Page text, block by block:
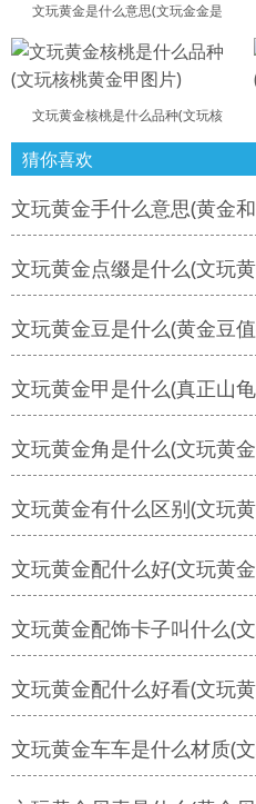
文玩黄金是什么意思(文玩金金是
文玩黄金核桃是什么品种(文玩核
猜你喜欢
文玩黄金手什么意思(黄金
文玩黄金点缀是什么(文玩
文玩黄金豆是什么(黄金豆
文玩黄金甲是什么(真正山
文玩黄金角是什么(文玩黄
文玩黄金有什么区别(文玩
文玩黄金配什么好(文玩黄
文玩黄金配饰卡子叫什么(
文玩黄金配什么好看(文玩
文玩黄金车车是什么材质(